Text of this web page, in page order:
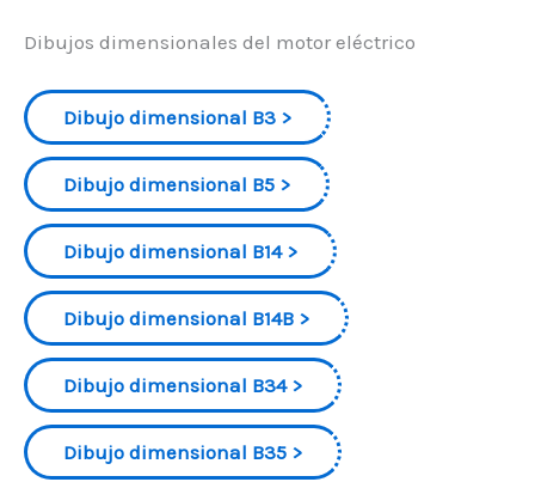
Dibujos dimensionales del motor eléctrico
Dibujo dimensional B3
Dibujo dimensional B5
Dibujo dimensional B14
Dibujo dimensional B14B
Dibujo dimensional B34
Dibujo dimensional B35